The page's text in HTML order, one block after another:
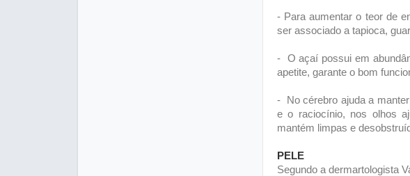
- Para aumentar o teor de
ser associado a tapioca,
- O açaí possui em
apetite, garante o bom
- No cérebro ajuda a
e o raciocínio, nos olhos
mantém limpas e
PELE
Segundo a dermartologista